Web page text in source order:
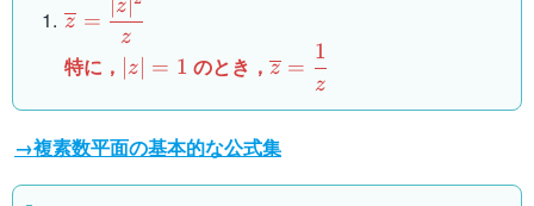
\overline{z}=\dfrac{|z|^2}
{z}
z =
z
z
特に， |z|=1
z = 1 のとき， \overline{z}=\dfrac{1}
{z}
z =
z
1
→複素数平面の基本的な公式集